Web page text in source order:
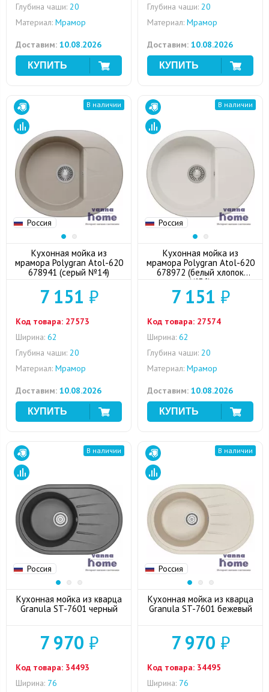
Глубина чаши: 20
Материал: Мрамор
Доставим: 10.08.2026
Глубина чаши: 20
Материал: Мрамор
Доставим: 10.08.2026
Россия
В наличии
Кухонная мойка из
мрамора Polygran Atol-620
678941 (серый №14)
7 151 ₽
Код товара: 27573
Ширина: 62
Глубина чаши: 20
Материал: Мрамор
Доставим: 10.08.2026
Россия
В наличии
Кухонная мойка из
мрамора Polygran Atol-620
678972 (белый хлопок
№36)
7 151 ₽
Код товара: 27574
Ширина: 62
Глубина чаши: 20
Материал: Мрамор
Доставим: 10.08.2026
Россия
В наличии
Кухонная мойка из кварца
Granula ST-7601 черный
7 970 ₽
Код товара: 34493
Ширина: 76
Россия
В наличии
Кухонная мойка из кварца
Granula ST-7601 бежевый
7 970 ₽
Код товара: 34495
Ширина: 76